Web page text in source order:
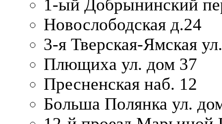
1-ый Добрынинский
Новослободская д.24
3-я Тверская-Ямская
Плющиха ул. дом 37
Пресненская наб. 12
Больша Полянка ул.